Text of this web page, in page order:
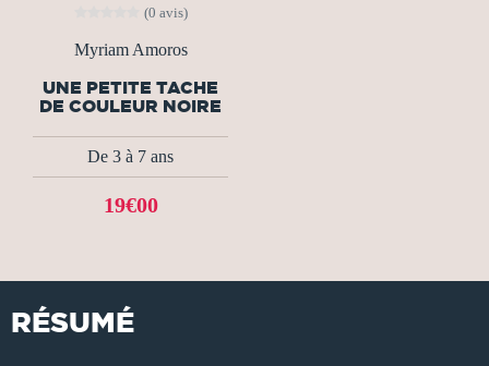
(0 avis)
Myriam Amoros
UNE PETITE TACHE
DE COULEUR NOIRE
De 3 à 7 ans
19€00
RÉSUMÉ